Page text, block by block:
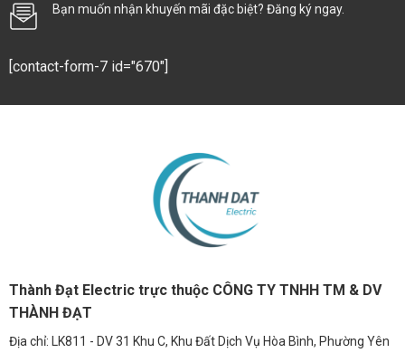
Bạn muốn nhận khuyến mãi đặc biệt? Đăng ký ngay.
[contact-form-7 id="670"]
Thành Đạt Electric trực thuộc CÔNG TY TNHH TM & DV
THÀNH ĐẠT
Địa chỉ: LK811 - DV 31 Khu C, Khu Đất Dịch Vụ Hòa Bình, Phường Yên